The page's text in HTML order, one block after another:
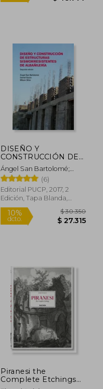
10%
dcto.
DISEÑO Y
CONSTRUCCIÓN DE
ESTRUCTURAS
SISMORRESISTENTES
DE ALBAÑILERÍA
Ángel San Bartolomé;
Daniel Quiun; Wilson Silva
(6)
Editorial PUCP, 2017, 2
Edición, Tapa Blanda,
Nuevo
Piranesi the
Complete Etchings